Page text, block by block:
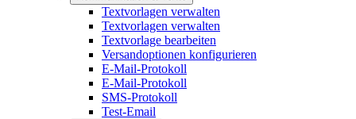
Textvorlagen verwalten
Textvorlagen verwalten
Textvorlage bearbeiten
Versandoptionen konfigurieren
E-Mail-Protokoll
E-Mail-Protokoll
SMS-Protokoll
Test-Email